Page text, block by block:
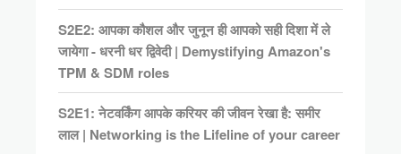
S2E2: आपका कौशल और जुनून ही आपको सही दिशा में ले
जायेगा - धरनी धर द्विवेदी | Demystifying Amazon's
TPM & SDM roles
S2E1: नेटवर्किंग आपके करियर की जीवन रेखा है: समीर
लाल | Networking is the Lifeline of your career